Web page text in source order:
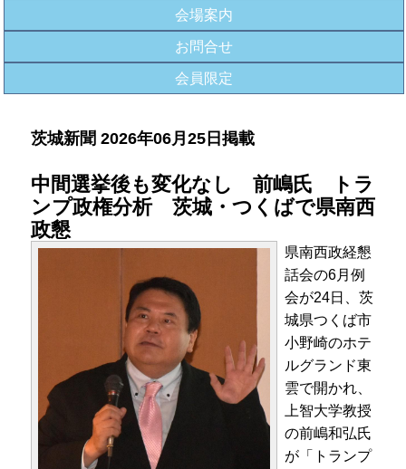
会場案内
お問合せ
会員限定
茨城新聞 2026年06月25日掲載
中間選挙後も変化なし 前嶋氏 トラ
ンプ政権分析 茨城・つくばで県南西
政懇
県南西政経懇
話会の6月例
会が24日、茨
城県つくば市
小野崎のホテ
ルグランド東
雲で開かれ、
上智大学教授
の前嶋和弘氏
が「トランプ